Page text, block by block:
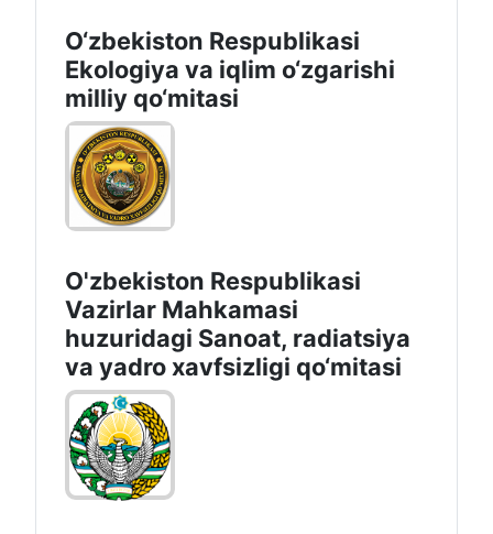
O‘zbekiston Respublikasi
Ekologiya va iqlim o‘zgarishi
milliy qo‘mitasi
O'zbekiston Respublikasi
Vazirlar Mahkamasi
huzuridagi Sanoat, radiatsiya
va yadro xavfsizligi qo‘mitasi